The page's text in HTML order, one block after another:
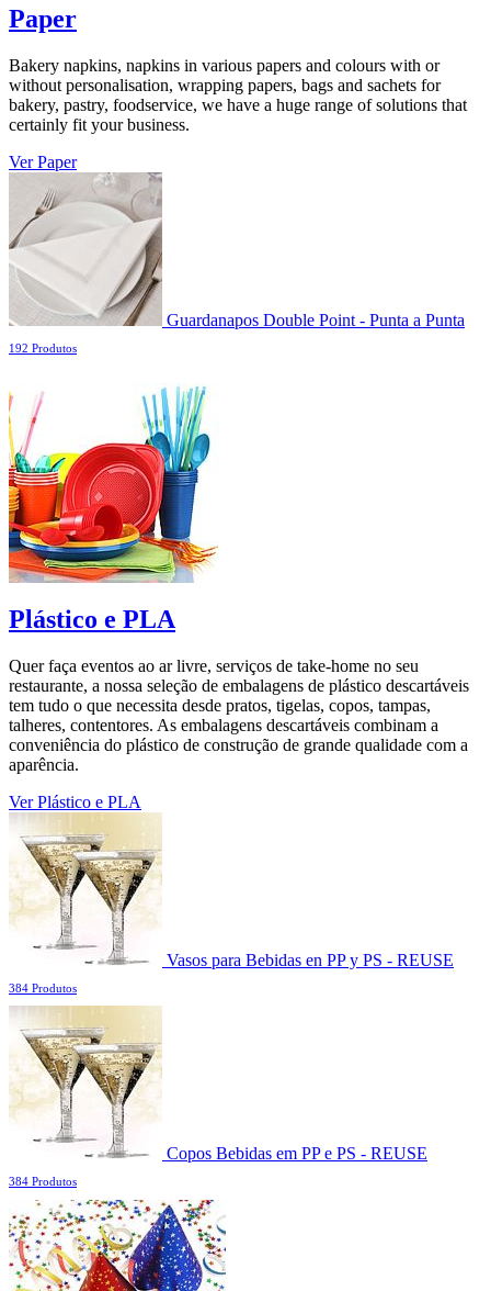
Paper
Bakery napkins, napkins in various papers and colours with or
without personalisation, wrapping papers, bags and sachets for
bakery, pastry, foodservice, we have a huge range of solutions that
certainly fit your business.
Ver Paper
Guardanapos Double Point - Punta a Punta
192 Produtos
Plástico e PLA
Quer faça eventos ao ar livre, serviços de take-home no seu
restaurante, a nossa seleção de embalagens de plástico descartáveis
tem tudo o que necessita desde pratos, tigelas, copos, tampas,
talheres, contentores. As embalagens descartáveis combinam a
conveniência do plástico de construção de grande qualidade com a
aparência.
Ver Plástico e PLA
Vasos para Bebidas en PP y PS - REUSE
384 Produtos
Copos Bebidas em PP e PS - REUSE
384 Produtos